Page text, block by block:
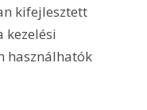
kifejlesztett
kezelési
használhatók